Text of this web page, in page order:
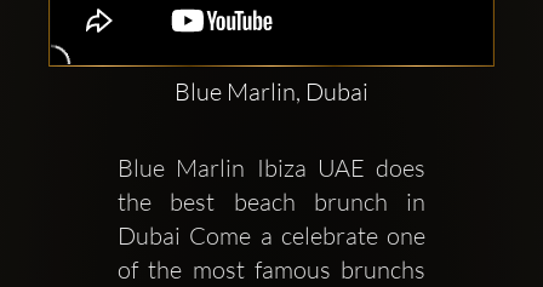
Blue Marlin, Dubai
Blue Marlin Ibiza UAE does
the best beach brunch in
Dubai Come a celebrate one
of the most famous brunchs